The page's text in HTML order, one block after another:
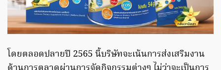
โดยตลอดปลายปี 2565 นี้บริษัทจะเน้นการส่งเสริมงาน